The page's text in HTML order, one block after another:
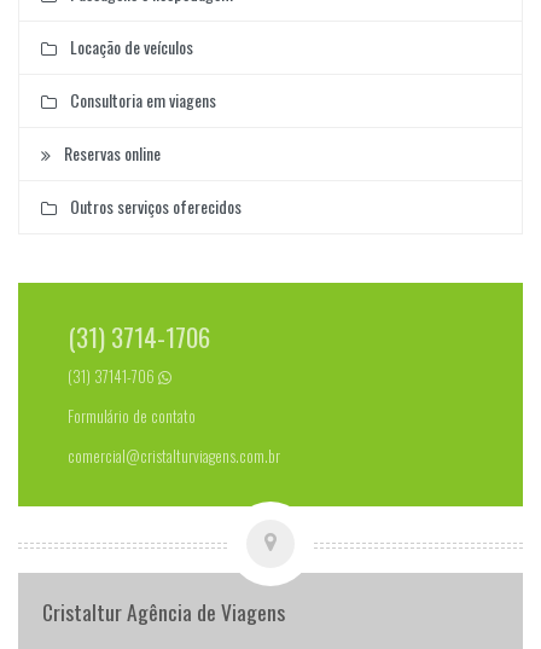
Locação de veículos
Consultoria em viagens
Reservas online
Outros serviços oferecidos
(31) 3714-1706
(31) 37141-706
Formulário de contato
comercial@cristalturviagens.com.br
Cristaltur Agência de Viagens